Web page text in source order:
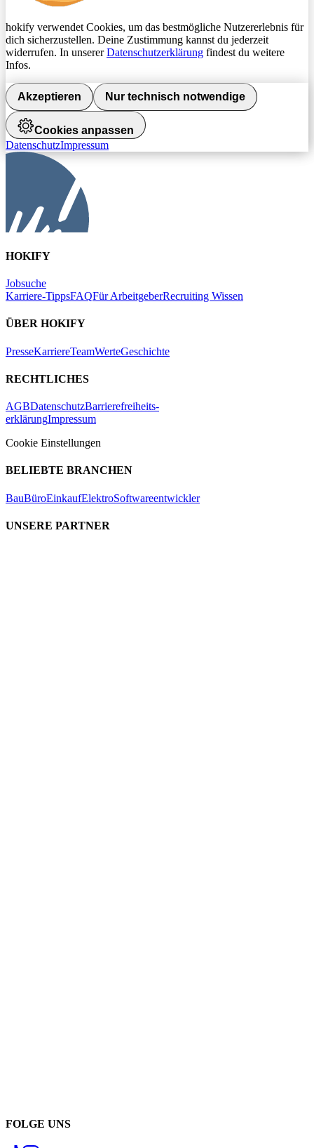
hokify verwendet Cookies, um das bestmögliche Nutzererlebnis für
dich sicherzustellen. Deine Zustimmung kannst du jederzeit
widerrufen. In unsererDatenschutzerklärung findest du weitere
Infos.
Akzeptieren Nur technisch notwendige
Cookies anpassen
DatenschutzImpressum
HOKIFY
Jobsuche
Karriere-TippsFAQFür ArbeitgeberRecruiting Wissen
ÜBER HOKIFY
PresseKarriereTeamWerteGeschichte
RECHTLICHES
AGBDatenschutzBarrierefreiheits-
erklärungImpressum
Cookie Einstellungen
BELIEBTE BRANCHEN
BauBüroEinkaufElektroSoftwareentwickler
UNSERE PARTNER
FOLGE UNS